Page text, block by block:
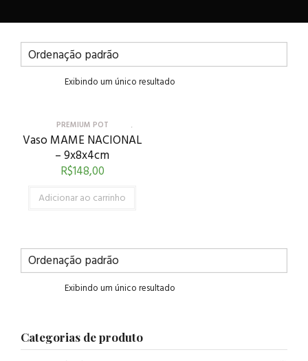
Exibindo um único resultado
PREMIUM POT
Vaso MAME NACIONAL
– 9x8x4cm
R$148,00
Adicionar ao carrinho
Exibindo um único resultado
Categorias de produto